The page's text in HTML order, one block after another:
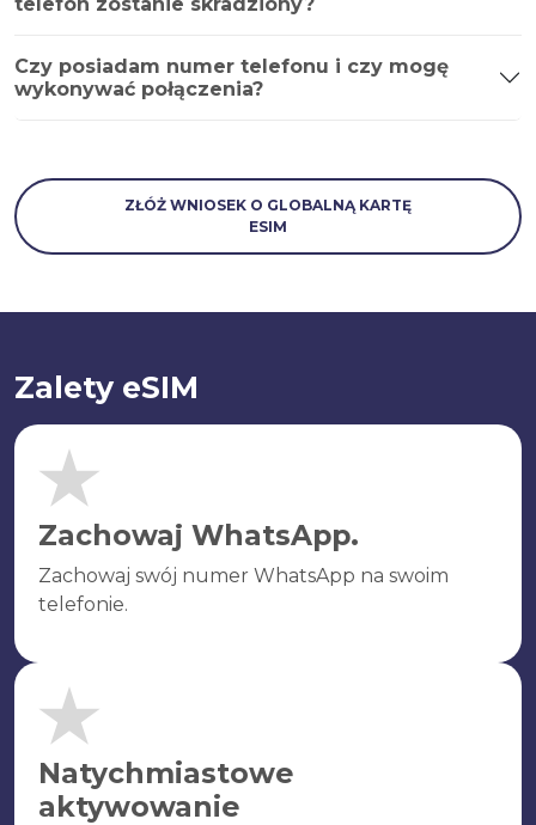
Czy posiadam numer telefonu i czy mogę
wykonywać połączenia?
ZŁÓŻ WNIOSEK O GLOBALNĄ KARTĘ
ESIM
Zalety eSIM
Zachowaj WhatsApp.
Zachowaj swój numer WhatsApp na swoim
telefonie.
Natychmiastowe
aktywowanie